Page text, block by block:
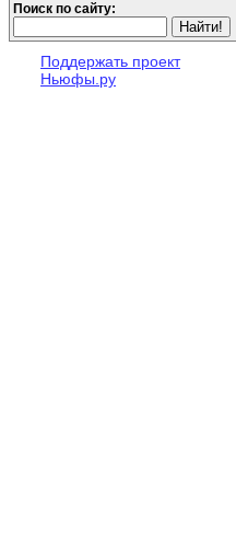
Поиск по сайту:
Поддержать проект
Ньюфы.ру